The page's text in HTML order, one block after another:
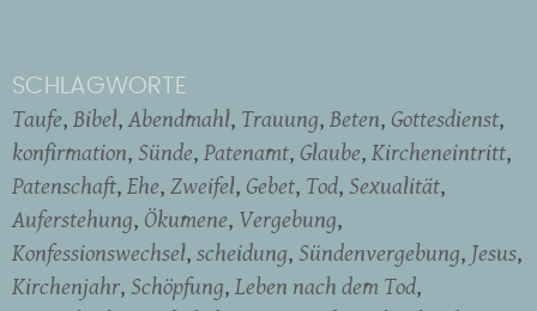
SCHLAGWORTE
Taufe Bibel Abendmahl Trauung Beten Gottesdienst
konfirmation Sünde Patenamt Glaube Kircheneintritt
Patenschaft Ehe Zweifel Gebet Tod Sexualität
Auferstehung Ökumene Vergebung
Konfessionswechsel scheidung Sündenvergebung Jesus
Kirchenjahr Schöpfung Leben nach dem Tod